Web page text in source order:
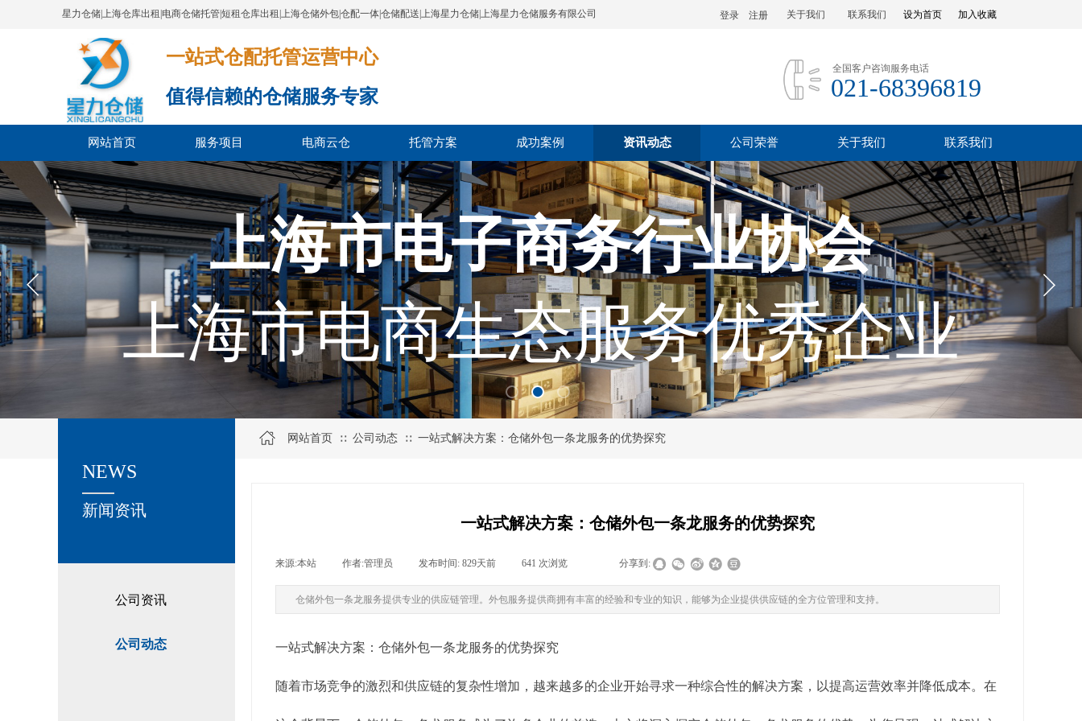
星力仓储|上海仓库出租|电商仓储托管|短租仓库出租|上海仓储外包|仓配一体|仓储配送|上海星力仓储|上海星力仓储服务有限公司 设为首页 加入收藏
登录 注册 联系我们
关于我们
一站式仓配托管运营中心​​​​​​​​​​​​​​​​​
值得信赖的仓储服务专家
全国客户咨询服务电话
021-68396819
网站首页 服务项目 电商云仓 托管方案 成功案例 资讯动态 公司荣誉 关于我们 联系我们
上海市电子商务行业协会
上海市电商生态服务优秀企业
公司资讯
公司动态
关于我们
新闻资讯
NEWS
网站首页 ∷ 公司动态 ∷ 一站式解决方案：仓储外包一条龙服务的优势探究
一站式解决方案：仓储外包一条龙服务的优势探究
来源:本站 作者:管理员 发布时间: 829天前 641 次浏览 分享到:
仓储外包一条龙服务提供专业的供应链管理。外包服务提供商拥有丰富的经验和专业的知识，能够为企业提供供应链的全方位管理和支持。
一站式解决方案：仓储外包一条龙服务的优势探究
随着市场竞争的激烈和供应链的复杂性增加，越来越多的企业开始寻求一种综合性的解决方案，以提高运营效率并降低成本。在